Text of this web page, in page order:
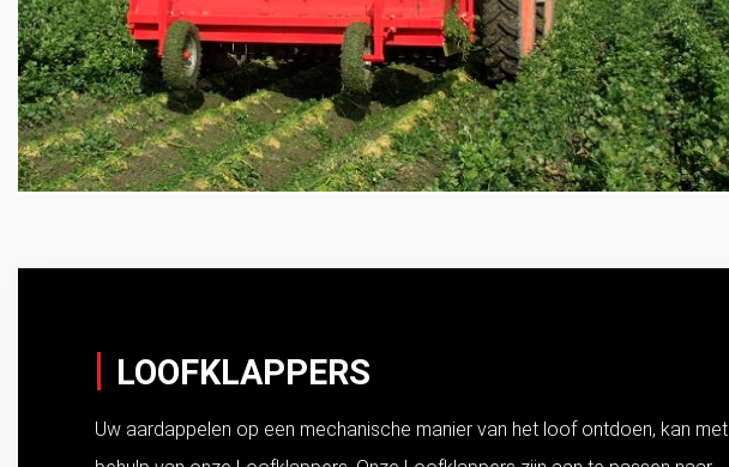
LOOFKLAPPERS
Uw aardappelen op een mechanische manier van het loof ontdoen, kan met